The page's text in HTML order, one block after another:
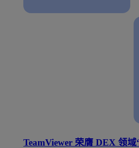
TeamViewer 荣膺 DEX 领